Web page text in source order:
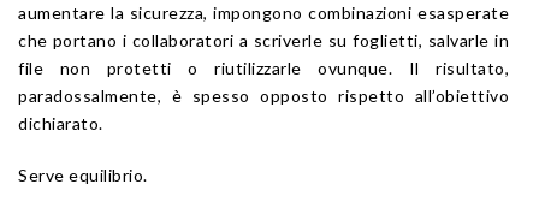
aumentare la sicurezza, impongono combinazioni esasperate
che portano i collaboratori a scriverle su foglietti, salvarle in
file non protetti o riutilizzarle ovunque. Il risultato,
paradossalmente, è spesso opposto rispetto all’obiettivo
dichiarato.
Serve equilibrio.